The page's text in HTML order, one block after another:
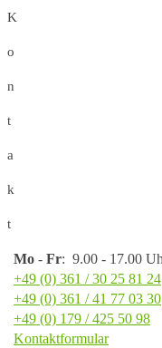
K
o
n
t
a
k
t
Mo - Fr: 9.00 - 17.00
+49 (0) 361 / 30 25 81 24
+49 (0) 361 / 41 77 03 30
+49 (0) 179 / 425 50 98
Kontaktformular